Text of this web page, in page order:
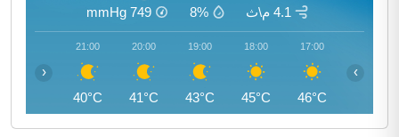
4.1 م\ث 8%
749
mmHg
17:00
46°C
18:00
45°C
19:00
43°C
20:00
41°C
21:00
40°C
‹ ›